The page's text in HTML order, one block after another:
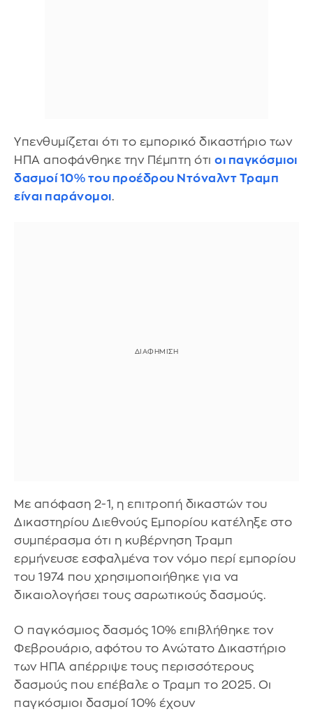
Υπενθυμίζεται ότι το εμπορικό δικαστήριο των
ΗΠΑ αποφάνθηκε την Πέμπτη ότι οι παγκόσμιοι
δασμοί 10% του προέδρου Ντόναλντ Τραμπ
είναι παράνομοι.
Με απόφαση 2-1, η επιτροπή δικαστών του
Δικαστηρίου Διεθνούς Εμπορίου κατέληξε στο
συμπέρασμα ότι η κυβέρνηση Τραμπ
ερμήνευσε εσφαλμένα τον νόμο περί εμπορίου
του 1974 που χρησιμοποιήθηκε για να
δικαιολογήσει τους σαρωτικούς δασμούς.
Ο παγκόσμιος δασμός 10% επιβλήθηκε τον
Φεβρουάριο, αφότου το Ανώτατο Δικαστήριο
των ΗΠΑ απέρριψε τους περισσότερους
δασμούς που επέβαλε ο Τραμπ το 2025. Οι
παγκόσμιοι δασμοί 10% έχουν